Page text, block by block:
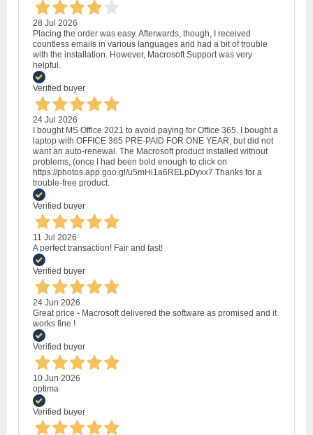
28 Jul 2026
Placing the order was easy. Afterwards, though, I received
countless emails in various languages and had a bit of trouble
with the installation. However, Macrosoft Support was very
helpful.
Verified buyer
24 Jul 2026
I bought MS Office 2021 to avoid paying for Office 365. I bought a
laptop with OFFICE 365 PRE-PAID FOR ONE YEAR, but did not
want an auto-renewal. The Macrosoft product installed without
problems, (once I had been bold enough to click on
https://photos.app.goo.gl/u5mHi1a6RELpDyxx7 Thanks for a
trouble-free product.
Verified buyer
11 Jul 2026
A perfect transaction! Fair and fast!
Verified buyer
24 Jun 2026
Great price - Macrosoft delivered the software as promised and it
works fine !
Verified buyer
10 Jun 2026
optima
Verified buyer